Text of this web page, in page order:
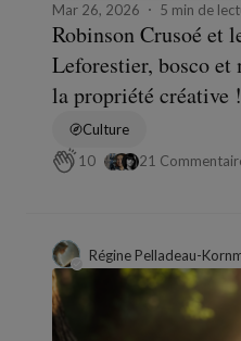
Mar 26, 2026 5 min de
Robinson Crusoé et
Leforestier, bosco
la propriété créative !
Culture
10
21
Régine Pelladeau-